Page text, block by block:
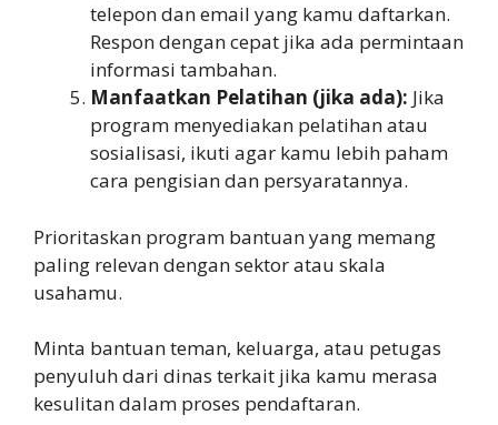
telepon dan email yang kamu daftarkan.
Respon dengan cepat jika ada permintaan
informasi tambahan.
Manfaatkan Pelatihan (jika ada): Jika
program menyediakan pelatihan atau
sosialisasi, ikuti agar kamu lebih paham
cara pengisian dan persyaratannya.
Prioritaskan program bantuan yang memang
paling relevan dengan sektor atau skala
usahamu.
Minta bantuan teman, keluarga, atau petugas
penyuluh dari dinas terkait jika kamu merasa
kesulitan dalam proses pendaftaran.